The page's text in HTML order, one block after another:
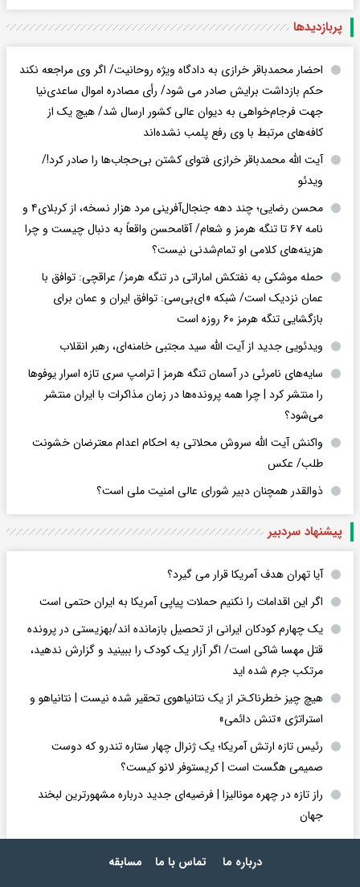
پربازدید‌ها
احضار محمدباقر خرازی به دادگاه ویژه روحانیت/ اگر وی مراجعه نکند
حکم بازداشت برایش صادر می شود/ رأی مصادره اموال ساعدی‌نیا
جهت فرجام‌خواهی به دیوان عالی کشور ارسال شد/ هیچ یک از
کافه‌های مرتبط با وی رفع پلمب نشده‌اند
آیت الله محمدباقر خرازی فتوای کشتن بی‌حجاب‌ها را صادر کرد!/
ویدئو
محسن رضایی؛ چند دهه جنجال‌آفرینی مرد هزار نسخه، از کربلای۴ و
نامه ۶۷ تا تنگه هرمز و شعام/ آقا‌محسن واقعاً به دنبال چیست و چرا
هزینه‌های کلامی او تمام‌شدنی نیست؟
حمله موشکی به نفتکش اماراتی در تنگه هرمز/ عراقچی: توافق با
عمان نزدیک است/ شبکه «ای‌بی‌سی: توافق ایران و عمان برای
بازگشایی تنگه هرمز ۶۰ روزه است
ویدئویی جدید از آیت الله سید مجتبی خامنه‌ای، رهبر انقلاب
سایه‌های نامرئی در آسمان تنگه هرمز | ترامپ سری تازه اسرار یوفوها
را منتشر کرد | چرا همه پرونده‌ها در زمان مذاکرات با ایران منتشر
می‌شود؟
واکنش آیت الله سروش محلاتی به احکام اعدام معترضان خشونت
طلب/ عکس
ذوالقدر همچنان دبیر شورای ‌عالی امنیت ملی است؟
پیشنهاد سردبیر
آیا تهران هدف آمریکا قرار می گیرد؟
اگر این اقدامات را نکنیم حملات پیاپی آمریکا به ایران حتمی است
یک چهارم کودکان ایرانی از تحصیل بازمانده اند/بهزیستی در پرونده
قتل مهسا شاکی است/ اگر آزار یک کودک را ببینید و گزارش ندهید،
مرتکب جرم شده اید
هیچ چیز خطرناک‌تر از یک نتانیاهوی تحقیر شده نیست | نتانیاهو و
استراتژی «تنش دائمی»
رئیس تازه ارتش آمریکا؛ یک ژنرال چهار ستاره تندرو که دوست
صمیمی هگست است | کریستوفر لانو کیست؟
راز تازه در چهره مونالیزا | فرضیه‌ای جدید درباره مشهورترین لبخند
جهان
درباره ما تماس با ما مسابقه